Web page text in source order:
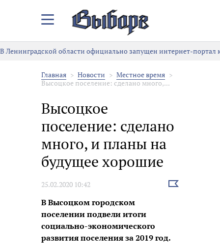
Закрыть/
меню
В Ленинградской области официально запущен интернет-портал
Главная Новости
Местное время
Высоцкое поселение: сделано много,...
Высоцкое
поселение: сделано
много, и планы на
будущее хорошие
25.02.2020 10:42
Выбрать
В Высоцком городском
поселении подвели итоги
социально-экономического
развития поселения за 2019 год.